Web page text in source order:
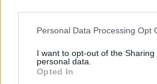
Personal Data Processing Opt
I want to opt-out of the Sharing
personal data.
Opted In
contagi, nonostante il calo rimangono
fenomeno di reinfezione – osserva
come oramai la variante Omicron